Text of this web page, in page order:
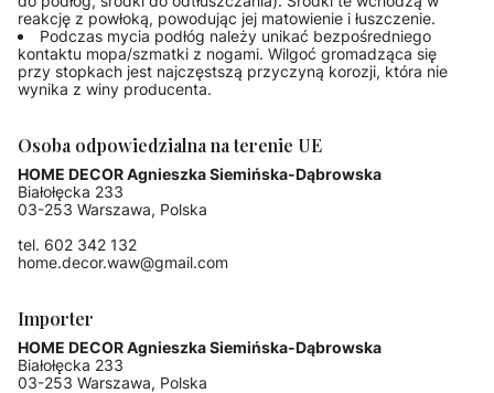
reakcję z powłoką, powodując jej matowienie i łuszczenie.
Podczas mycia podłóg należy unikać bezpośredniego
kontaktu mopa/szmatki z nogami. Wilgoć gromadząca się
przy stopkach jest najczęstszą przyczyną korozji, która nie
wynika z winy producenta.
Osoba odpowiedzialna na terenie UE
HOME DECOR Agnieszka Siemińska-Dąbrowska
Białołęcka 233
03-253 Warszawa, Polska
tel. 602 342 132
home.decor.waw@gmail.com
Importer
HOME DECOR Agnieszka Siemińska-Dąbrowska
Białołęcka 233
03-253 Warszawa, Polska